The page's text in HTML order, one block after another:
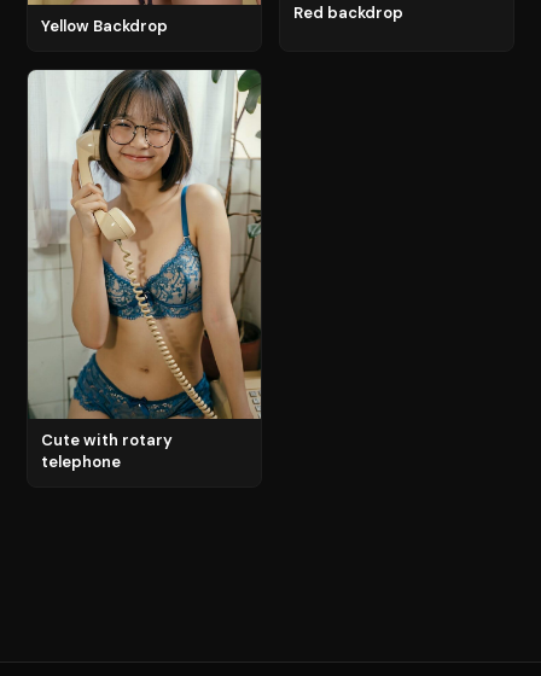
Yellow Backdrop
Red backdrop
Cute with rotary
telephone